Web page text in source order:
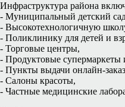
Инфраструктура района
- Муниципальный детский
- Высокотехнологичную
- Поликлинику для детей и
- Торговые центры,
- Продуктовые супермаркеты
- Пункты выдачи онлайн-
- Салоны красоты,
- Частные медицинские